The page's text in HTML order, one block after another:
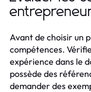
Avant de choisir un
compétences.
expérience dans le
possède des
demander des